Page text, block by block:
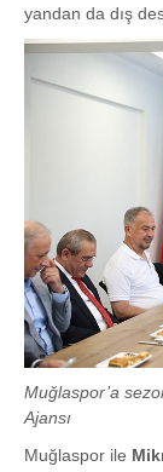
yandan da dış
Muğlaspor’a
Ajansı
Muğlaspor ile